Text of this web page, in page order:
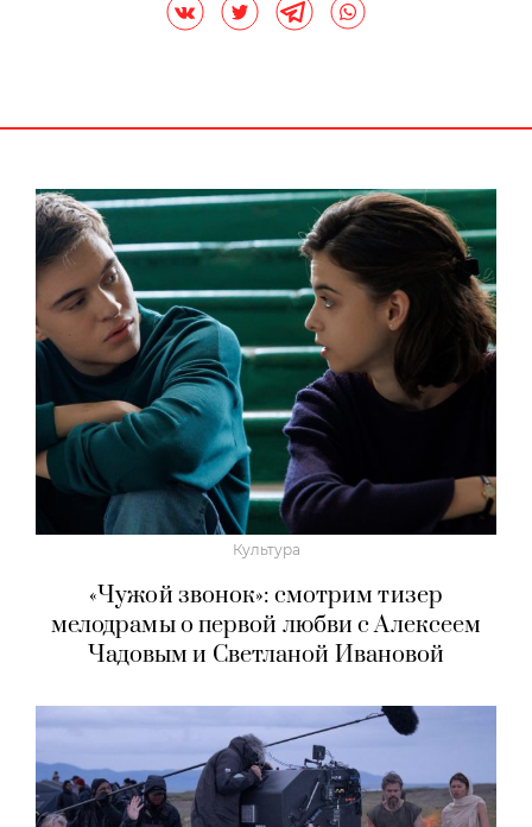
Культура
«Чужой звонок»: смотрим тизер
мелодрамы о первой любви с Алексеем
Чадовым и Светланой Ивановой